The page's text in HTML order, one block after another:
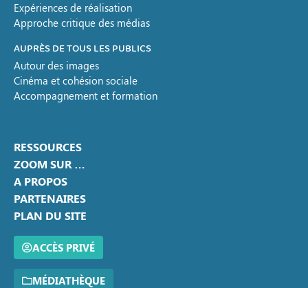
Expériences de réalisation
Approche critique des médias
AUPRÈS DE TOUS LES PUBLICS
Autour des images
Cinéma et cohésion sociale
Accompagnement et formation
RESSOURCES
ZOOM SUR …
A PROPOS
PARTENAIRES
PLAN DU SITE
ACCÈS PRIVÉ
MÉDIATHÈQUE